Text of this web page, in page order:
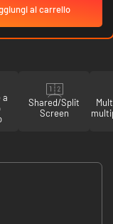
al carrello
a
Shared/Split
Screen